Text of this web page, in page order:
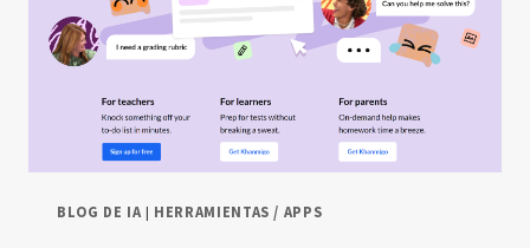
BLOG DE IA | HERRAMIENTAS / APPS